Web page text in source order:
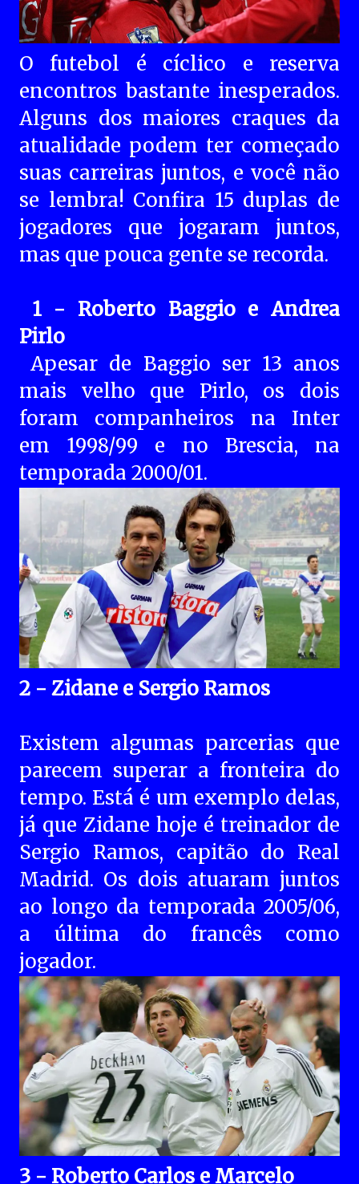
O futebol é cíclico e reserva
encontros bastante inesperados.
Alguns dos maiores craques da
atualidade podem ter começado
suas carreiras juntos, e você não
se lembra! Confira 15 duplas de
jogadores que jogaram juntos,
mas que pouca gente se recorda.
1 - Roberto Baggio e Andrea
Pirlo
Apesar de Baggio ser 13 anos
mais velho que Pirlo, os dois
foram companheiros na Inter
em 1998/99 e no Brescia, na
temporada 2000/01.
2 - Zidane e Sergio Ramos
Existem algumas parcerias que
parecem superar a fronteira do
tempo. Está é um exemplo delas,
já que Zidane hoje é treinador de
Sergio Ramos, capitão do Real
Madrid. Os dois atuaram juntos
ao longo da temporada 2005/06,
a última do francês como
jogador.
3 - Roberto Carlos e Marcelo